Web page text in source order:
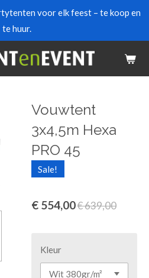
voor elk feest – te koop en
te huur.
Vouwtent
3x4,5m Hexa
PRO 45
Sale!
€ 554,00€ 639,00
Kleur